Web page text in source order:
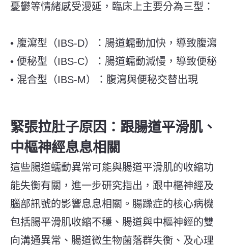
憂鬱等情緒感受漫延，臨床上主要分為三型：
• 腹瀉型（IBS-D）：腸道蠕動加快，導致腹瀉
• 便秘型（IBS-C）：腸道蠕動減慢，導致便秘
• 混合型（IBS-M）：腹瀉與便秘交替出現
緊張拉肚子原因：跟腸道平滑肌、
中樞神經息息相關
這些腸道蠕動異常可能與腸道平滑肌的收縮功
能失衡有關，進一步研究指出，跟中樞神經及
腦部訊號的影響息息相關。腸躁症的核心病機
包括腸平滑肌收縮不穩、腸道與中樞神經的雙
向溝通異常、腸道微生物菌落群失衡、及心理